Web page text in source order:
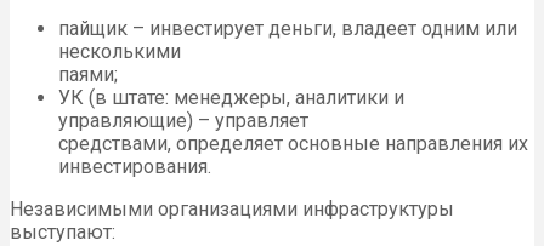
пайщик – инвестирует деньги, владеет одним или
несколькими
паями;
УК (в штате: менеджеры, аналитики и
управляющие) – управляет
средствами, определяет основные направления их
инвестирования.
Независимыми организациями инфраструктуры
выступают: